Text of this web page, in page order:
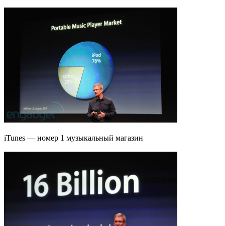
iTunes — номер 1 музыкальный магазин